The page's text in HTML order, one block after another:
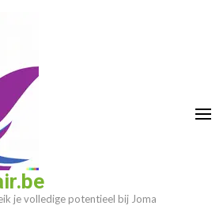
je volledige potentieel bij Joma